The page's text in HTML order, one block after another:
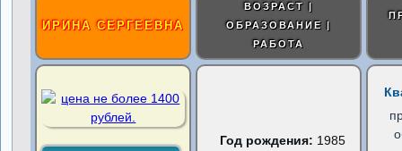
ИРИНА СЕРГЕЕВНА
ВОЗРАСТ |
ОБРАЗОВАНИЕ |
РАБОТА
Год рождения: 1985